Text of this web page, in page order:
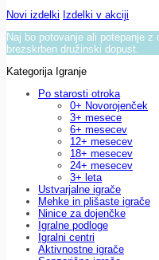
Novi izdelki Izdelki v akciji
Naj bo potovanje ali potepanje
brezskrben družinski dopust.
Kategorija Igranje
Po starosti otroka
0+ Novorojenček
3+ mesece
6+ mesecev
12+ mesecev
18+ mesecev
24+ mesecev
3+ leta
Ustvarjalne igrače
Mehke in plišaste igrače
Ninice za dojenčke
Igralne podloge
Igralni centri
Aktivnostne igrače